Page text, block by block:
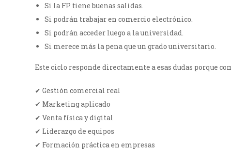
Si la FP tiene buenas salidas.
Si podrán trabajar en comercio electrónico.
Si podrán acceder luego a la universidad.
Si merece más la pena que un grado universitario.
Este ciclo responde directamente a esas dudas porque
✔ Gestión comercial real
✔ Marketing aplicado
✔ Venta física y digital
✔ Liderazgo de equipos
✔ Formación práctica en empresas